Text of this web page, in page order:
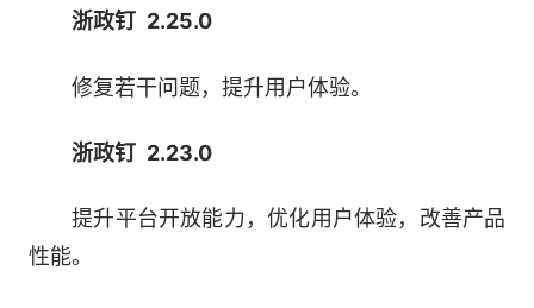
浙政钉 2.25.0
修复若干问题，提升用户体验。
浙政钉 2.23.0
提升平台开放能力，优化用户体验，改善产品
性能。